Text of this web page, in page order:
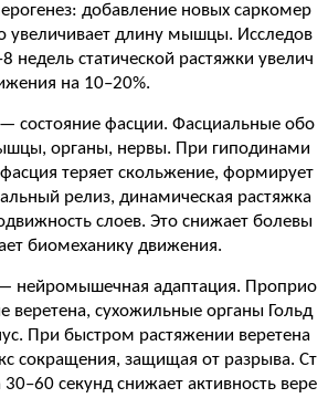
добавление новых саркомер
увеличивает длину мышцы. Исследов
недель статической растяжки увелич
на 10–20%.
состояние фасции. Фасциальные обо
органы, нервы. При гиподинами
фасция теряет скольжение, формирует
релиз, динамическая растяжка
слоев. Это снижает болевы
биомеханику движения.
нейромышечная адаптация. Проприо
сухожильные органы Гольд
При быстром растяжении веретена
сокращения, защищая от разрыва. Ст
30–60 секунд снижает активность вере